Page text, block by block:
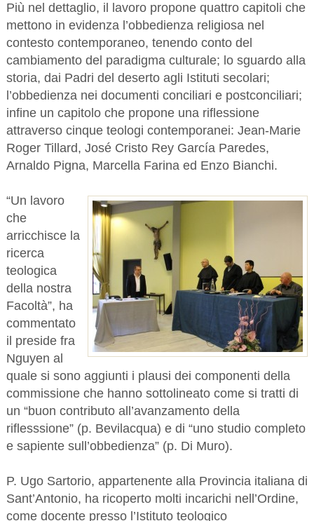
Più nel dettaglio, il lavoro propone quattro capitoli che
mettono in evidenza l’obbedienza religiosa nel
contesto contemporaneo, tenendo conto del
cambiamento del paradigma culturale; lo sguardo alla
storia, dai Padri del deserto agli Istituti secolari;
l’obbedienza nei documenti conciliari e postconciliari;
infine un capitolo che propone una riflessione
attraverso cinque teologi contemporanei: Jean-Marie
Roger Tillard, José Cristo Rey García Paredes,
Arnaldo Pigna, Marcella Farina ed Enzo Bianchi.
“Un lavoro
che
arricchisce la
ricerca
teologica
della nostra
Facoltà”, ha
commentato
il preside fra
Nguyen al
quale si sono aggiunti i plausi dei componenti della
commissione che hanno sottolineato come si tratti di
un “buon contributo all’avanzamento della
riflesssione” (p. Bevilacqua) e di “uno studio completo
e sapiente sull’obbedienza” (p. Di Muro).
P. Ugo Sartorio, appartenente alla Provincia italiana di
Sant’Antonio, ha ricoperto molti incarichi nell’Ordine,
come docente presso l’Istituto teologico